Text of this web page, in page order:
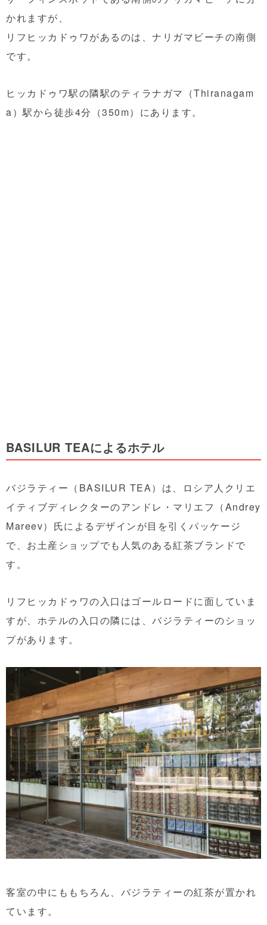
かれますが、
リフヒッカドゥワがあるのは、ナリガマビーチの南側
です。
ヒッカドゥワ駅の隣駅のティラナガマ（Thiranagam
a）駅から徒歩4分（350m）にあります。
BASILUR TEAによるホテル
バジラティー（BASILUR TEA）は、ロシア人クリエ
イティブディレクターのアンドレ・マリエフ（Andrey
Mareev）氏によるデザインが目を引くパッケージ
で、お土産ショップでも人気のある紅茶ブランドで
す。
リフヒッカドゥワの入口はゴールロードに面していま
すが、ホテルの入口の隣には、バジラティーのショッ
プがあります。
客室の中にももちろん、バジラティーの紅茶が置かれ
ています。